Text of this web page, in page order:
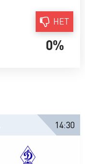
0%
НЕТ
14:30